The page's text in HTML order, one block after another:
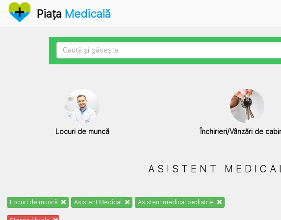
Piața Medicală
Locuri de muncă Închirieri/Vânzări de
ASISTENT
Locuri de muncă Asistent Medical Asistent medical pediatrie